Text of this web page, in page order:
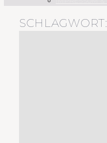
SCHLAGWORT: